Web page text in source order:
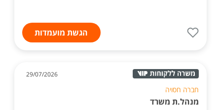
הגשת מועמדות
29/07/2026
חברה חסויה
מנהל.ת משרד